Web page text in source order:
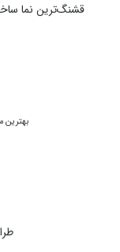
قشنگ‌ترین نما
بهترین